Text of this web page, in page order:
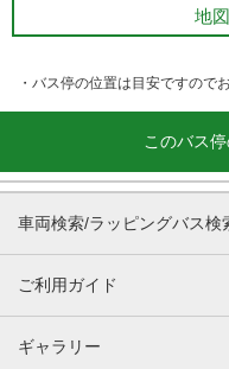
地
・バス停の位置は目安ですので
このバス
車両検索/ラッピングバス検
ご利用ガイド
ギャラリー